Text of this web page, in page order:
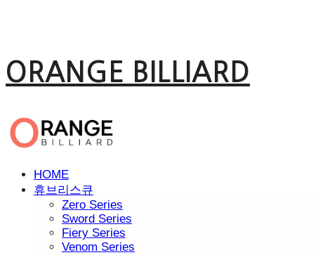
ORANGE BILLIARD
HOME
휴브리스큐
Zero Series
Sword Series
Fiery Series
Venom Series